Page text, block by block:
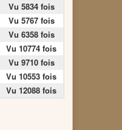
Vu 5834 fois
Vu 5767 fois
Vu 6358 fois
Vu 10774 fois
Vu 9710 fois
Vu 10553 fois
Vu 12088 fois